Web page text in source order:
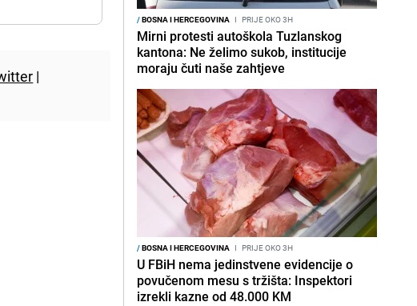
|
/BOSNA I HERCEGOVINA I PRIJE OKO 3H
Mirni protesti autoškola Tuzlanskog
kantona: Ne želimo sukob, institucije
moraju čuti naše zahtjeve
/BOSNA I HERCEGOVINA I PRIJE OKO 3H
U FBiH nema jedinstvene evidencije o
povučenom mesu s tržišta: Inspektori
izrekli kazne od 48.000 KM